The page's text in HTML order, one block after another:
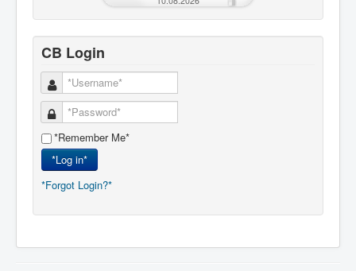
CB Login
*Remember Me*
*Log in*
*Forgot Login?*